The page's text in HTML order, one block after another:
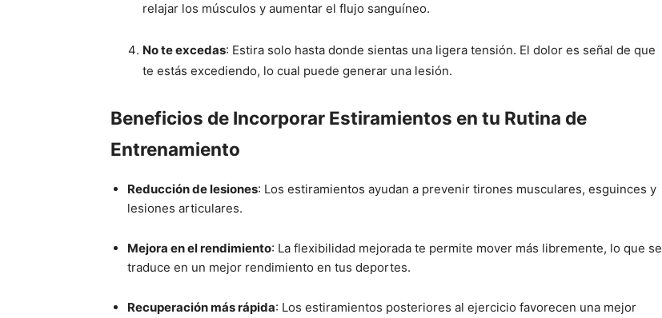
relajar los músculos y aumentar el flujo sanguíneo.
No te excedas: Estira solo hasta donde sientas una ligera tensión. El dolor es señal de que
te estás excediendo, lo cual puede generar una lesión.
Beneficios de Incorporar Estiramientos en tu Rutina de
Entrenamiento
Reducción de lesiones: Los estiramientos ayudan a prevenir tirones musculares, esguinces y
lesiones articulares.
Mejora en el rendimiento: La flexibilidad mejorada te permite mover más libremente, lo que se
traduce en un mejor rendimiento en tus deportes.
Recuperación más rápida: Los estiramientos posteriores al ejercicio favorecen una mejor